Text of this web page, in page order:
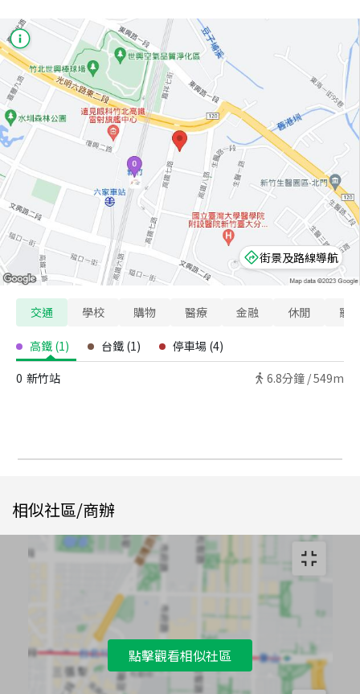
街景及路線導航
交通 學校 購物 醫療 金融 休閒 寵
高鐵 (1) 台鐵 (1) 停車場 (4)
0 新竹站 6.8分鐘 /549m
相似社區/商辦
點擊觀看相似社區